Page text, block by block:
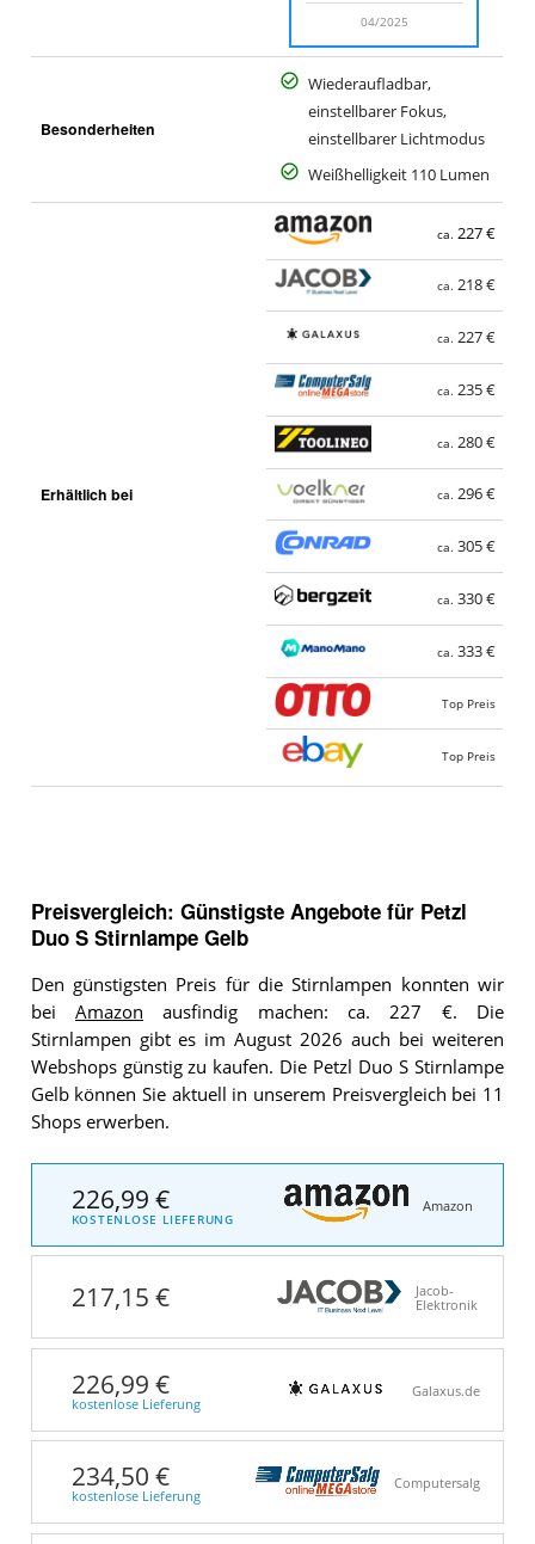
04/2025
Besonderheiten
Wiederaufladbar,
einstellbarer Fokus,
einstellbarer Lichtmodus
Weißhelligkeit 110 Lumen
Erhältlich bei
ca. 227 €
ca. 218 €
ca. 227 €
ca. 235 €
ca. 280 €
ca. 296 €
ca. 305 €
ca. 330 €
ca. 333 €
Top Preis
Top Preis
Preisvergleich: Günstigste Angebote für Petzl
Duo S Stirnlampe Gelb
Den günstigsten Preis für die Stirnlampen konnten wir
bei Amazon ausfindig machen: ca. 227 €. Die
Stirnlampen gibt es im August 2026 auch bei weiteren
Webshops günstig zu kaufen. Die Petzl Duo S Stirnlampe
Gelb können Sie aktuell in unserem Preisvergleich bei 11
Shops erwerben.
226,99 €
KOSTENLOSE LIEFERUNG
Amazon
217,15 €
Jacob-
Elektronik
226,99 €
kostenlose Lieferung
Galaxus.de
234,50 €
kostenlose Lieferung
Computersalg